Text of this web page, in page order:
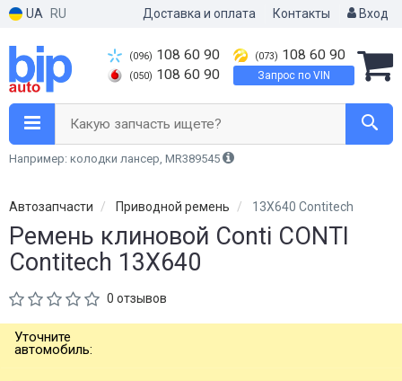
UA RU Доставка и оплата Контакты Вход
(096) 108 60 90
(050) 108 60 90
(073) 108 60 90
Запрос по VIN
Какую запчасть ищете?
Например: колодки лансер, MR389545
Автозапчасти Приводной ремень 13X640 Contitech
Ремень клиновой Conti CONTI
Contitech 13X640
0 отзывов
Уточните
автомобиль: